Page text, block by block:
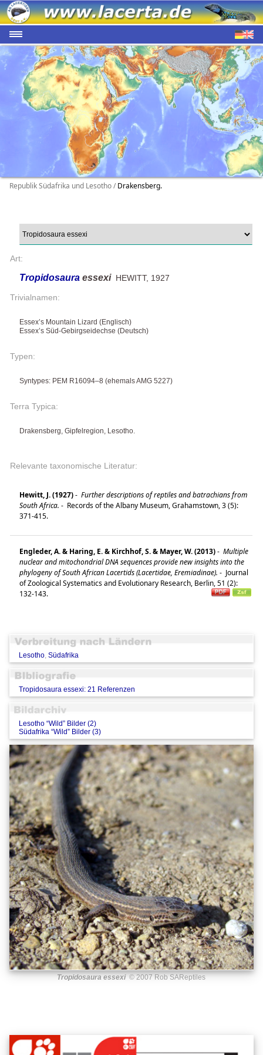
Republik Südafrika und Lesotho / Drakensberg.
Art:
Tropidosaura essexiHEWITT, 1927
Trivialnamen:
Essex’s Mountain Lizard (Englisch)
Essex’s Süd-Gebirgseidechse (Deutsch)
Typen:
Syntypes: PEM R16094–8 (ehemals AMG 5227)
Terra Typica:
Drakensberg, Gipfelregion, Lesotho.
Relevante taxonomische Literatur:
Hewitt, J. (1927)- Further descriptions of reptiles and batrachians from
South Africa. - Records of the Albany Museum, Grahamstown, 3 (5):
371-415.
Engleder, A. & Haring, E. & Kirchhof, S. & Mayer, W. (2013)- Multiple
nuclear and mitochondrial DNA sequences provide new insights into the
phylogeny of South African Lacertids (Lacertidae, Eremiadinae). - Journal
of Zoological Systematics and Evolutionary Research, Berlin, 51 (2):
132-143.
Lesotho, Südafrika
Tropidosaura essexi: 21 Referenzen
Lesotho “Wild” Bilder (2)
Südafrika “Wild” Bilder (3)
Tropidosaura essexi© 2007 Rob SAReptiles